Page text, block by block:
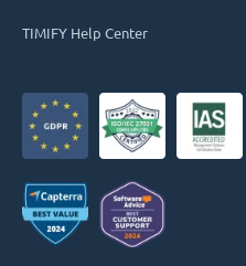
TIMIFY Help Center